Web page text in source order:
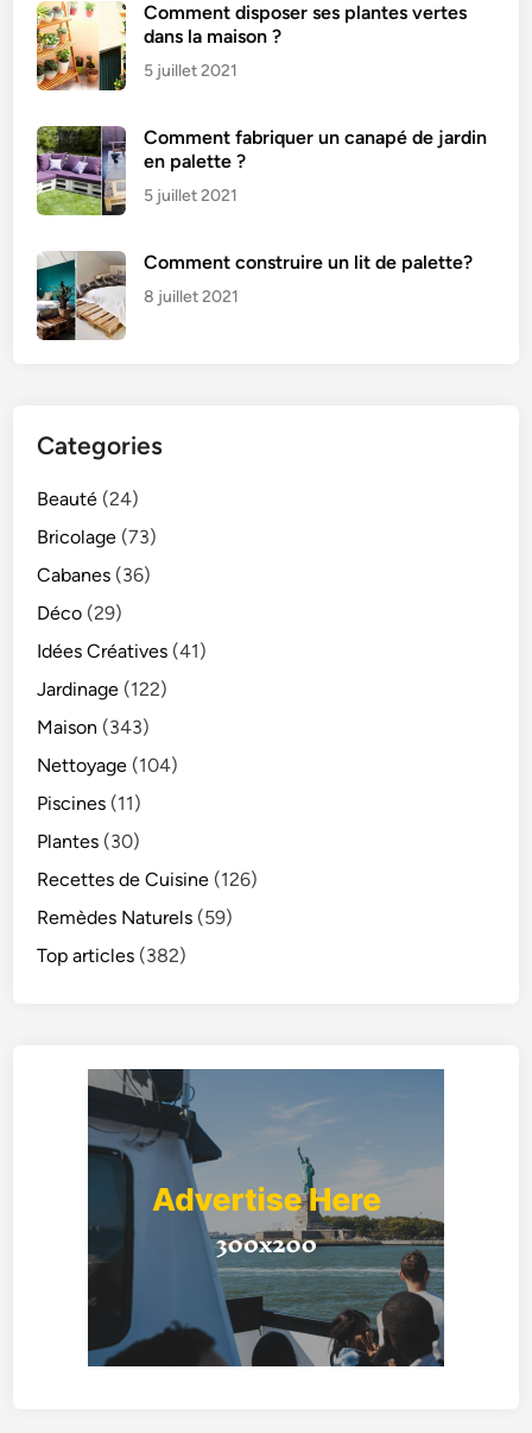
Comment disposer ses plantes vertes
dans la maison ?
5 juillet 2021
Comment fabriquer un canapé de jardin
en palette ?
5 juillet 2021
Comment construire un lit de palette?
8 juillet 2021
Categories
Beauté (24)
Bricolage (73)
Cabanes (36)
Déco (29)
Idées Créatives (41)
Jardinage (122)
Maison (343)
Nettoyage (104)
Piscines (11)
Plantes (30)
Recettes de Cuisine (126)
Remèdes Naturels (59)
Top articles (382)